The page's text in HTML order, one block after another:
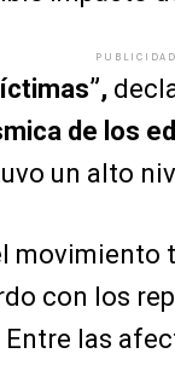
PUBLICIDAD
de los
un alto
movimiento
con los
Entre las